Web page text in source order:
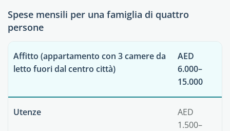
Spese mensili per una famiglia di quattro
persone
Affitto (appartamento con 3 camere da
letto fuori dal centro città)
AED
6.000–
15.000
Utenze
AED
1.500–